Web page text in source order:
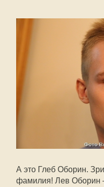
А это Глеб Оборин.
фамилия! Лев Оборин